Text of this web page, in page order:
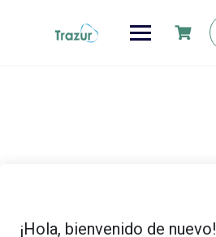
¡Hola, bienvenido de nuevo!